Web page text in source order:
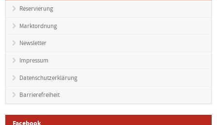
Reservierung
Marktordnung
Newsletter
Impressum
Datenschutzerklärung
Barrierefreiheit
Facebook